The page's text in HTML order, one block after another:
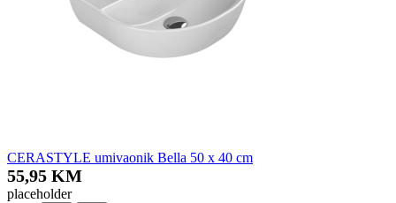
CERASTYLE umivaonik Bella 50 x 40 cm
55,95 KM
placeholder